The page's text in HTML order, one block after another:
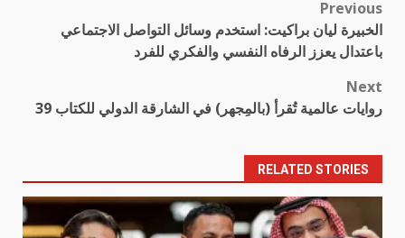
Post
navigation
Previous
الخبيرة ليان براكيت: استخدم وسائل التواصل الاجتماعي
باعتدال يعزز الرفاه النفسي والفكري للفرد
Next
روايات عالمية تُقرأ (بالمِجهر) في الشارقة الدولي للكتاب 39
RELATED STORIES